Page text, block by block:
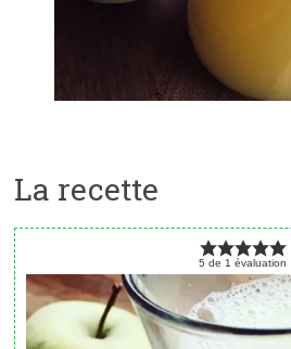
La recette
5 de 1 évaluation